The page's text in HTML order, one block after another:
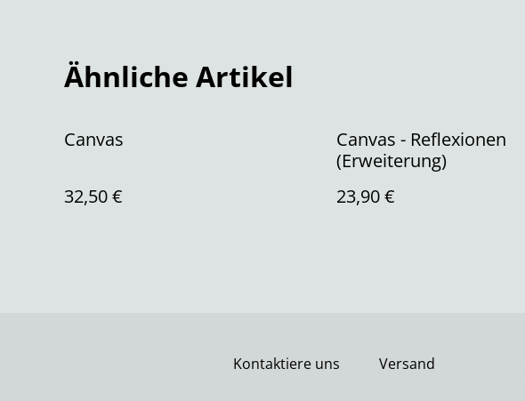
Ähnliche Artikel
Canvas
32,50 €
Canvas - Reflexionen
(Erweiterung)
23,90 €
Kontaktiere uns Versand